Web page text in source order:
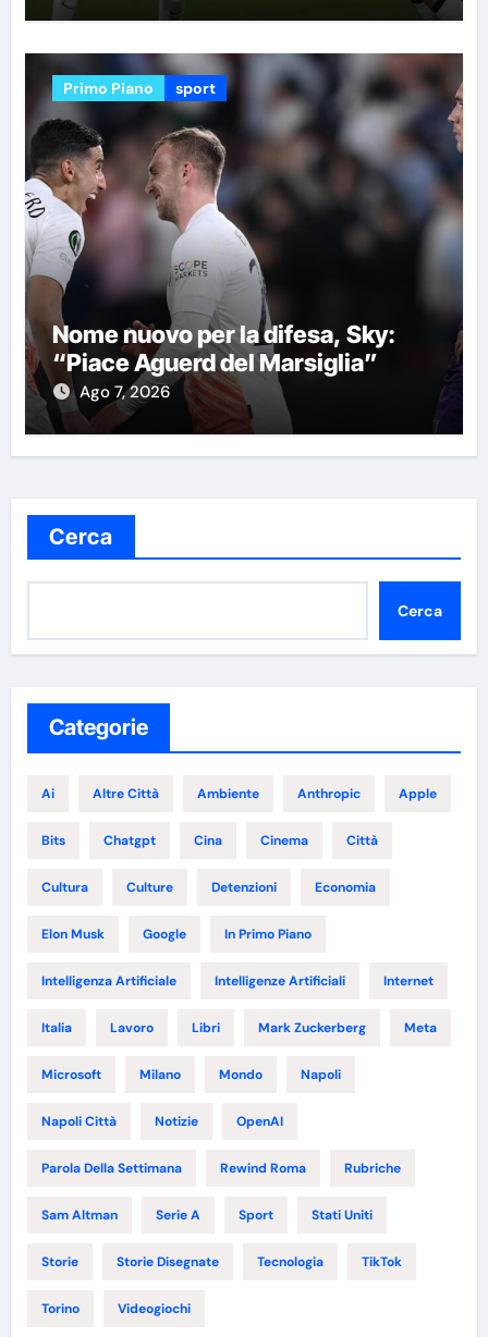
Primo Piano sport
Nome nuovo per la difesa, Sky:
“Piace Aguerd del Marsiglia”
Ago 7, 2026
Cerca
Cerca
Categorie
Ai Altre Città Ambiente Anthropic Apple
Bits Chatgpt Cina Cinema Città
Cultura Culture Detenzioni Economia
Elon Musk Google In Primo Piano
Intelligenza Artificiale Intelligenze Artificiali Internet
Italia Lavoro Libri Mark Zuckerberg Meta
Microsoft Milano Mondo Napoli
Napoli Città Notizie OpenAI
Parola Della Settimana Rewind Roma Rubriche
Sam Altman Serie A Sport Stati Uniti
Storie Storie Disegnate Tecnologia TikTok
Torino Videogiochi